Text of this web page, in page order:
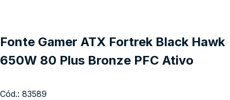
Fonte Gamer ATX Fortrek Black Hawk
650W 80 Plus Bronze PFC Ativo
Cód.: 83589